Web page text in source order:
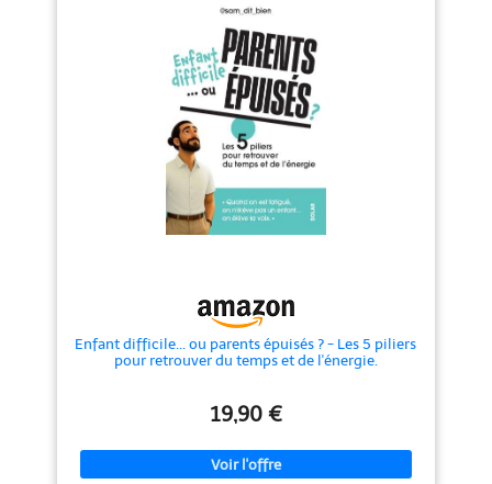
Enfant difficile... ou parents épuisés ? - Les 5 piliers
pour retrouver du temps et de l'énergie.
19,90 €